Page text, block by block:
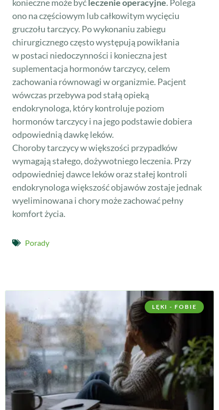
konieczne może byćleczenie operacyjne. Polega
ono na częściowym lub całkowitym wycięciu
gruczołu tarczycy. Po wykonaniu zabiegu
chirurgicznego często występują powikłania
w postaci niedoczynności i konieczna jest
suplementacja hormonów tarczycy, celem
zachowania równowagi w organizmie. Pacjent
wówczas przebywa pod stałą opieką
endokrynologa, który kontroluje poziom
hormonów tarczycy i na jego podstawie dobiera
odpowiednią dawkę leków.
Choroby tarczycy w większości przypadków
wymagają stałego, dożywotniego leczenia. Przy
odpowiedniej dawce leków oraz stałej kontroli
endokrynologa większość objawów zostaje jednak
wyeliminowana i chory może zachować pełny
komfort życia.
Porady
LĘKI - FOBIE